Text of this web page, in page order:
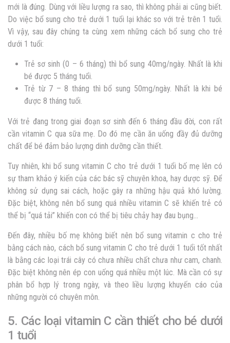
mới là đúng. Dùng với liều lượng ra sao, thì không phải ai cũng biết.
Do việc bổ sung cho trẻ dưới 1 tuổi lại khác so với trẻ trên 1 tuổi.
Vì vậy, sau đây chúng ta cùng xem những cách bổ sung cho trẻ
dưới 1 tuổi:
Trẻ sơ sinh (0 – 6 tháng) thì bổ sung 40mg/ngày. Nhất là khi
bé được 5 tháng tuổi.
Trẻ từ 7 – 8 tháng thì bổ sung 50mg/ngày. Nhất là khi bé
được 8 tháng tuổi.
Với trẻ đang trong giai đoạn sơ sinh đến 6 tháng đầu đời, con rất
cần vitamin C qua sữa mẹ. Do đó mẹ cần ăn uống đầy đủ dưỡng
chất để bé đảm bảo lượng dinh dưỡng cần thiết.
Tuy nhiên, khi bổ sung vitamin C cho trẻ dưới 1 tuổi bố mẹ lên có
sự tham khảo ý kiến của các bác sỹ chuyên khoa, hay dược sỹ. Để
không sử dụng sai cách, hoặc gây ra những hậu quả khó lường.
Đặc biệt, không nên bổ sung quá nhiều vitamin C sẽ khiến trẻ có
thể bị “quá tải” khiến con có thể bị tiêu chảy hay đau bụng…
Đến đây, nhiều bố mẹ không biết nên bổ sung vitamin c cho trẻ
bằng cách nào, cách bổ sung vitamin C cho trẻ dưới 1 tuổi tốt nhất
là bằng các loại trái cây có chưa nhiều chất chưa như cam, chanh.
Đặc biệt không nên ép con uống quá nhiều một lúc. Mà cần có sự
phân bổ hợp lý trong ngày, và theo liều lượng khuyến cáo của
những người có chuyên môn.
5. Các loại vitamin C cần thiết cho bé dưới
1 tuổi